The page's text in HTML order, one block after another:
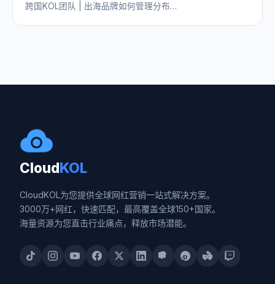
跨国KOL团队 | 出海品牌如何管理分布…
CloudKOL
CloudKOL为您提供全球网红营销一站式解决方案。
3000万+网红，快速匹配，最高覆盖全球150+国家。
海量资源为您直击行业痛点，释放市场潜能。